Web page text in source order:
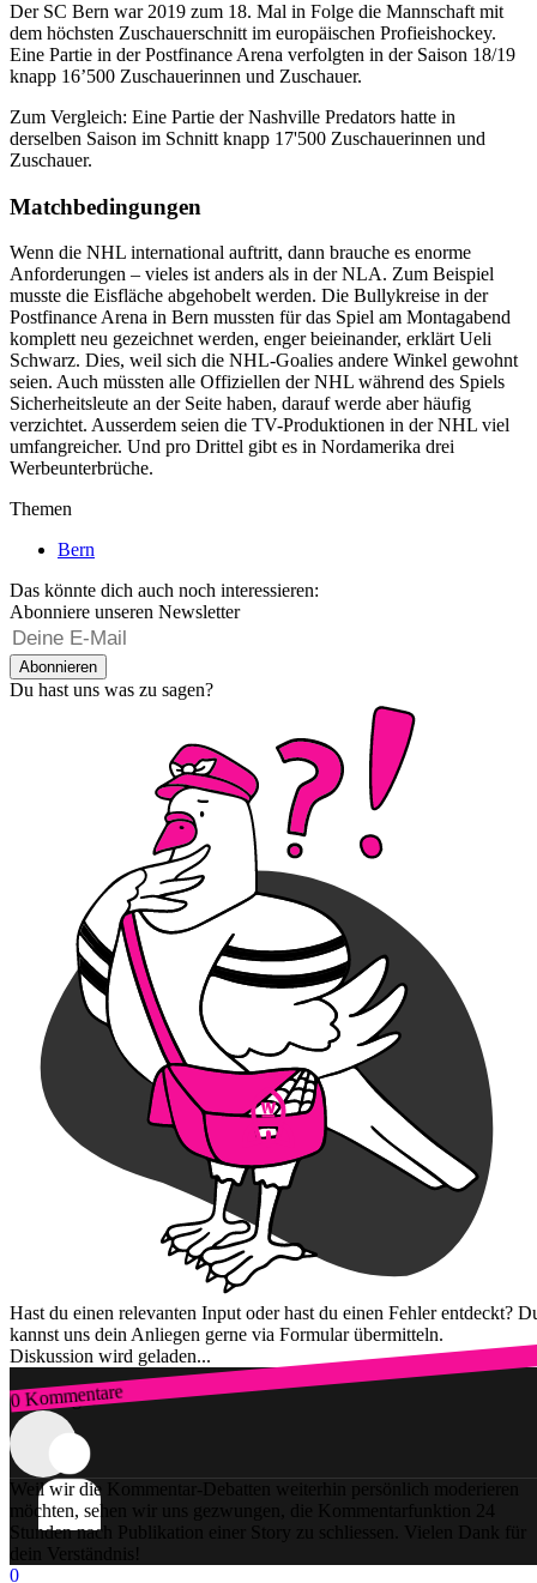
Der SC Bern war 2019 zum 18. Mal in Folge die Mannschaft mit
dem höchsten Zuschauerschnitt im europäischen Profieishockey.
Eine Partie in der Postfinance Arena verfolgten in der Saison 18/19
knapp 16’500 Zuschauerinnen und Zuschauer.
Zum Vergleich: Eine Partie der Nashville Predators hatte in
derselben Saison im Schnitt knapp 17'500 Zuschauerinnen und
Zuschauer.
Matchbedingungen
Wenn die NHL international auftritt, dann brauche es enorme
Anforderungen – vieles ist anders als in der NLA. Zum Beispiel
musste die Eisfläche abgehobelt werden. Die Bullykreise in der
Postfinance Arena in Bern mussten für das Spiel am Montagabend
komplett neu gezeichnet werden, enger beieinander, erklärt Ueli
Schwarz. Dies, weil sich die NHL-Goalies andere Winkel gewohnt
seien. Auch müssten alle Offiziellen der NHL während des Spiels
Sicherheitsleute an der Seite haben, darauf werde aber häufig
verzichtet. Ausserdem seien die TV-Produktionen in der NHL viel
umfangreicher. Und pro Drittel gibt es in Nordamerika drei
Werbeunterbrüche.
Themen
Bern
Das könnte dich auch noch interessieren:
Abonniere unseren Newsletter
Abonnieren
Du hast uns was zu sagen?
Hast du einen relevanten Input oder hast du einen Fehler entdeckt?
kannst uns dein Anliegen gerne via Formular übermitteln.
Diskussion wird geladen...
0 Kommentare
Zum Login
Weil wir die Kommentar-Debatten weiterhin persönlich moderieren
möchten, sehen wir uns gezwungen, die Kommentarfunktion 24
Stunden nach Publikation einer Story zu schliessen. Vielen Dank für
dein Verständnis!
0